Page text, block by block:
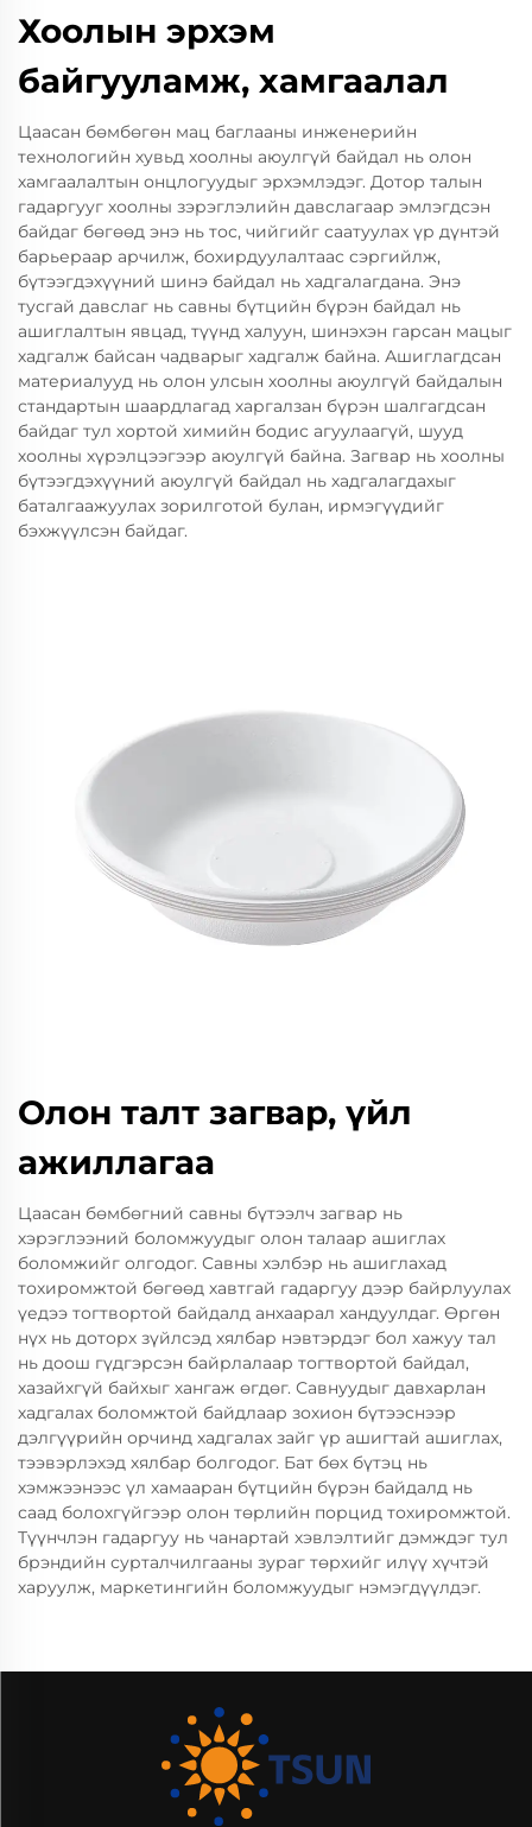
Хоолын эрхэм
байгууламж, хамгаалал
Цаасан бөмбөгөн мац баглааны инженерийн
технологийн хувьд хоолны аюулгүй байдал нь олон
хамгаалалтын онцлогуудыг эрхэмлэдэг. Дотор талын
гадаргууг хоолны зэрэглэлийн давслагаар эмлэгдсэн
байдаг бөгөөд энэ нь тос, чийгийг саатуулах үр дүнтэй
барьераар арчилж, бохирдуулалтаас сэргийлж,
бүтээгдэхүүний шинэ байдал нь хадгалагдана. Энэ
тусгай давслаг нь савны бүтцийн бүрэн байдал нь
ашиглалтын явцад, түүнд халуун, шинэхэн гарсан мацыг
хадгалж байсан чадварыг хадгалж байна. Ашиглагдсан
материалууд нь олон улсын хоолны аюулгүй байдалын
стандартын шаардлагад харгалзан бүрэн шалгагдсан
байдаг тул хортой химийн бодис агуулаагүй, шууд
хоолны хүрэлцээгээр аюулгүй байна. Загвар нь хоолны
бүтээгдэхүүний аюулгүй байдал нь хадгалагдахыг
баталгаажуулах зорилготой булан, ирмэгүүдийг
бэхжүүлсэн байдаг.
Олон талт загвар, үйл
ажиллагаа
Цаасан бөмбөгний савны бүтээлч загвар нь
хэрэглээний боломжуудыг олон талаар ашиглах
боломжийг олгодог. Савны хэлбэр нь ашиглахад
тохиромжтой бөгөөд хавтгай гадаргуу дээр байрлуулах
үедээ тогтвортой байдалд анхаарал хандуулдаг. Өргөн
нүх нь доторх зүйлсэд хялбар нэвтэрдэг бол хажуу тал
нь доош гүдгэрсэн байрлалаар тогтвортой байдал,
хазайхгүй байхыг хангаж өгдөг. Савнуудыг давхарлан
хадгалах боломжтой байдлаар зохион бүтээснээр
дэлгүүрийн орчинд хадгалах зайг үр ашигтай ашиглах,
тээвэрлэхэд хялбар болгодог. Бат бөх бүтэц нь
хэмжээнээс үл хамааран бүтцийн бүрэн байдалд нь
саад болохгүйгээр олон төрлийн порцид тохиромжтой.
Түүнчлэн гадаргуу нь чанартай хэвлэлтийг дэмждэг тул
брэндийн сурталчилгааны зураг төрхийг илүү хүчтэй
харуулж, маркетингийн боломжуудыг нэмэгдүүлдэг.